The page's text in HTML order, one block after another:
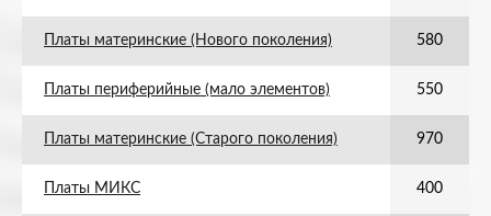
Платы материнские (Нового поколения) 580
Платы периферийные (мало элементов) 550
Платы материнские (Старого поколения) 970
Платы МИКС 400